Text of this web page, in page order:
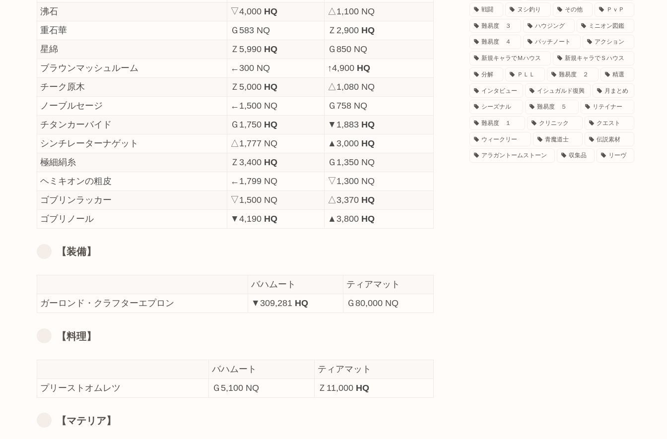
沸石
▽4,000 HQ
△1,100 NQ
重石華
Ｇ583 NQ Ｚ2,900 HQ
星綿
Ｚ5,990 HQ
Ｇ850 NQ
ブラウンマッシュルーム
←300 NQ ↑4,900 HQ
チーク原木
Ｚ5,000 HQ
△1,080 NQ
ノーブルセージ
←1,500 NQ
Ｇ758 NQ
チタンカーバイド
Ｇ1,750 HQ ▼1,883 HQ
シンチレーターナゲット
△1,777 NQ ▲3,000 HQ
極細絹糸
Ｚ3,400 HQ
Ｇ1,350 NQ
ヘミキオンの粗皮
←1,799 NQ
▽1,300 NQ
ゴブリンラッカー
▽1,500 NQ △3,370 HQ
ゴブリノール
▼4,190 HQ ▲3,800 HQ
【装備】
バハムート
ティアマット
ガーロンド・クラフターエプロン
▼309,281 HQ Ｇ80,000 NQ
【料理】
バハムート
ティアマット
プリーストオムレツ
Ｇ5,100 NQ Ｚ11,000 HQ
【マテリア】
戦闘 ヌシ釣り その他 ＰｖＰ
難易度 ３ ハウジング ミニオン図鑑
難易度 ４ パッチノート アクション
新規キャラでＭハウス 新規キャラでＳハウス
分解 ＰＬＬ 難易度 ２ 精選
インタビュー イシュガルド復興 月まとめ
シーズナル 難易度 ５ リテイナー
難易度 １ クリニック クエスト
ウィークリー 青魔道士 伝説素材
アラガントームストーン 収集品 リーヴ